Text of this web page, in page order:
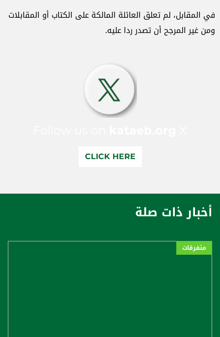
في المقابل، لم تعلق العائلة المالكة على الكتاب أو المقابلات
ومن غير المرجح أن تصدر ردا عليه.
CLICK HERE
أخبار ذات صلة
متفرقات